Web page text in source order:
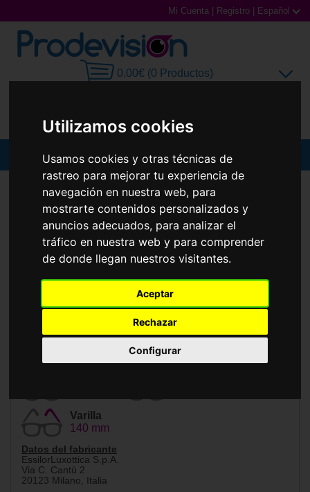
Utilizamos cookies
Usamos cookies y otras técnicas de
rastreo para mejorar tu experiencia de
navegación en nuestra web, para
mostrarte contenidos personalizados y
anuncios adecuados, para analizar el
tráfico en nuestra web y para comprender
de donde llegan nuestros visitantes.
Aceptar
Rechazar
Configurar
Mi Cuenta Registro Español
0,00€ (0 Productos)
Gafas de Sol
Gafas Graduadas
Gafas Deportivas
Lentillas
Accesorios
RB3588
Varilla
140 mm
Datos del fabricante
EssilorLuxottica S.p.A.
Via C. Cantù 2
20123 Milano, Italia